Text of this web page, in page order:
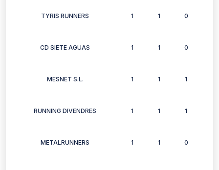
TYRIS RUNNERS 1 1 0
CD SIETE AGUAS 1 1 0
MESNET S.L. 1 1 1
RUNNING DIVENDRES 1 1 1
METALRUNNERS 1 1 0